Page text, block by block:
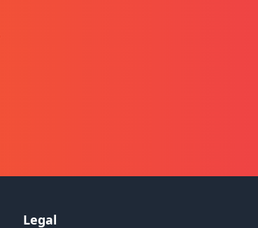
Legal